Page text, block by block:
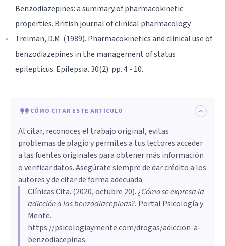
Benzodiazepines: a summary of pharmacokinetic
properties. British journal of clinical pharmacology.
Treiman, D.M. (1989). Pharmacokinetics and clinical use of
benzodiazepines in the management of status
epilepticus. Epilepsia. 30(2): pp. 4 - 10.
CÓMO CITAR ESTE ARTÍCULO
Al citar, reconoces el trabajo original, evitas
problemas de plagio y permites a tus lectores acceder
a las fuentes originales para obtener más información
o verificar datos. Asegúrate siempre de dar crédito a los
autores y de citar de forma adecuada.
Clínicas Cita. (2020, octubre 20).¿Cómo se expresa la
adicción a las benzodiacepinas?. Portal Psicología y
Mente.
https://psicologiaymente.com/drogas/adiccion-a-
benzodiacepinas